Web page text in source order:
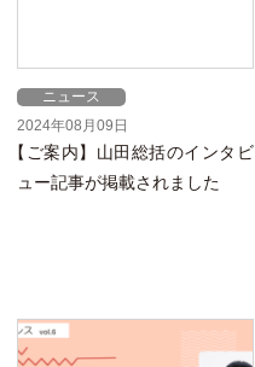
ニュース
2024年08月09日
【 ご案内】山田総括のインタビ
ュー記事が掲載されました